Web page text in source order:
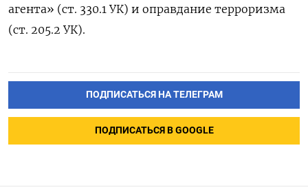
агента» (ст. 330.1 УК) и оправдание терроризма
(ст. 205.2 УК).
ПОДПИСАТЬСЯ НА ТЕЛЕГРАМ
ПОДПИСАТЬСЯ В GOOGLE